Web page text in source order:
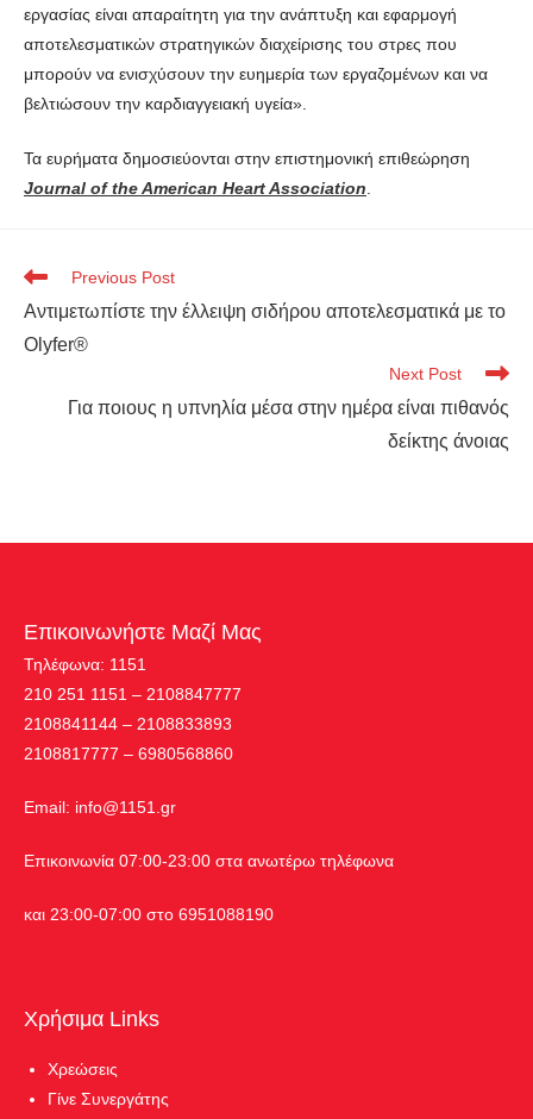
εργασίας είναι απαραίτητη για την ανάπτυξη και εφαρμογή
αποτελεσματικών στρατηγικών διαχείρισης του στρες που
μπορούν να ενισχύσουν την ευημερία των εργαζομένων και να
βελτιώσουν την καρδιαγγειακή υγεία».
Τα ευρήματα δημοσιεύονται στην επιστημονική επιθεώρηση
Journal of the American Heart Association
Previous Post
Αντιμετωπίστε την έλλειψη σιδήρου αποτελεσματικά με το
Olyfer®
Next Post
Για ποιους η υπνηλία μέσα στην ημέρα είναι πιθανός
δείκτης άνοιας
Επικοινωνήστε Μαζί Μας
Τηλέφωνα: 1151
210 251 1151 – 2108847777
2108841144 – 2108833893
2108817777 – 6980568860
Εmail: info@1151.gr
Επικοινωνία 07:00-23:00 στα ανωτέρω τηλέφωνα
και 23:00-07:00 στο 6951088190
Χρήσιμα Links
Χρεώσεις
Γίνε Συνεργάτης